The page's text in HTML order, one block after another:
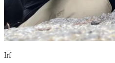
Irf